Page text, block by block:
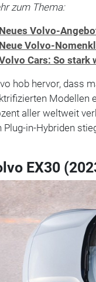
zum Thema:
Neues Volvo-
Neue Volvo-
Cars: So stark
hob hervor, dass
Modellen
aller weltweit
Plug-in-Hybriden
EX30